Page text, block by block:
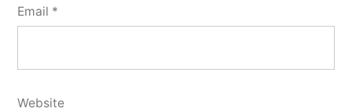
Email *
Website